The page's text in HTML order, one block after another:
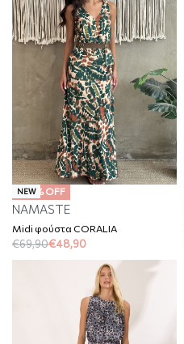
NEW
-30% OFF
NAMASTE
Midi φούστα CORALIA
€69,90€48,90